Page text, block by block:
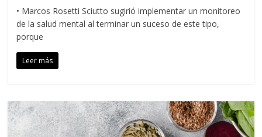
• Marcos Rosetti Sciutto sugirió implementar un monitoreo
de la salud mental al terminar un suceso de este tipo,
porque
Leer más